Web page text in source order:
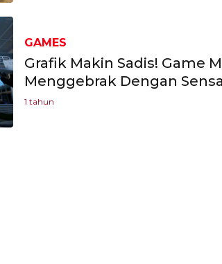
GAMES
Grafik Makin Sadis! Game
Menggebrak Dengan
1 tahun